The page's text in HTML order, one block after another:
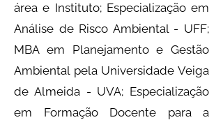
área e Instituto; Especialização em
Análise de Risco Ambiental - UFF;
MBA em Planejamento e Gestão
Ambiental pela Universidade Veiga
de Almeida - UVA; Especialização
em Formação Docente para a